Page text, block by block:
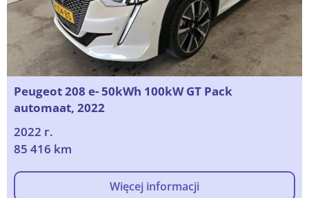
Peugeot 208 e- 50kWh 100kW GT Pack
automaat, 2022
2022 г.
85 416 km
Więcej informacji